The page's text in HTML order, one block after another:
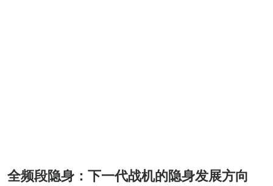
全频段隐身：下一代战机的隐身发展方向